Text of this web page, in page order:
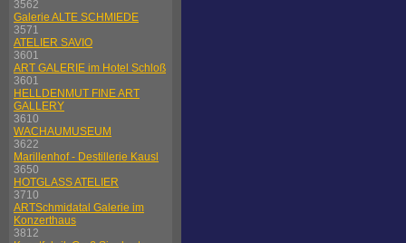
3562
Galerie ALTE SCHMIEDE
3571
ATELIER SAVIO
3601
ART GALERIE im Hotel Schloß
3601
HELLDENMUT FINE ART
GALLERY
3610
WACHAUMUSEUM
3622
Marillenhof - Destillerie Kausl
3650
HOTGLASS ATELIER
3710
ARTSchmidatal Galerie im
Konzerthaus
3812